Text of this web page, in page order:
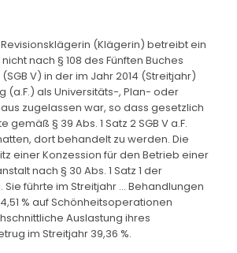
(Klägerin) betreibt ein
nach § 108 des Fünften Buches
V) in der im Jahr 2014 (Streitjahr)
(a.F.) als Universitäts-, Plan- oder
zugelassen war, so dass gesetzlich
§ 39 Abs. 1 Satz 2 SGB V a.F.
dort behandelt zu werden. Die
einer Konzession für den Betrieb einer
nach § 30 Abs. 1 Satz 1 der
führte im Streitjahr ... Behandlungen
% auf Schönheitsoperationen
Auslastung ihres
im Streitjahr 39,36 %.